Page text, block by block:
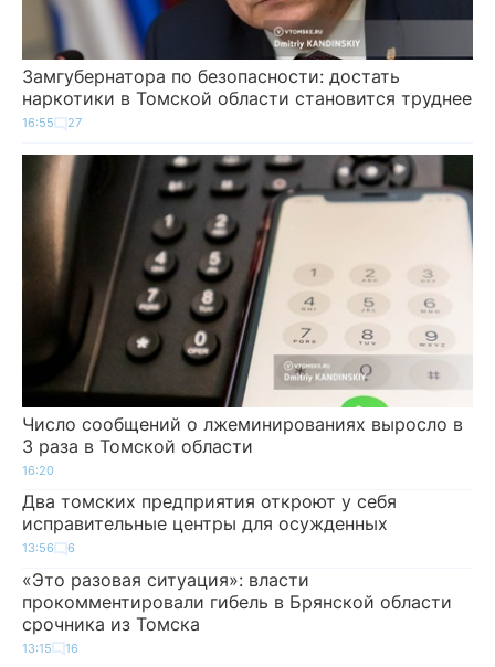
Замгубернатора по безопасности: достать
наркотики в Томской области становится труднее
16:55 27
Число сообщений о лжеминированиях выросло в
3 раза в Томской области
16:20
Два томских предприятия откроют у себя
исправительные центры для осужденных
13:56 6
«Это разовая ситуация»: власти
прокомментировали гибель в Брянской области
срочника из Томска
13:15 16